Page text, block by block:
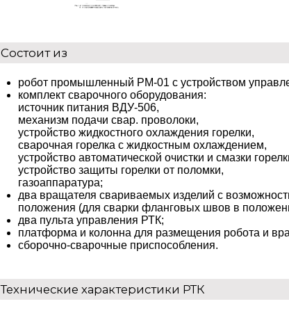
Состоит из
робот промышленный РМ-01 с устройством
комплект сварочного оборудования:
источник питания ВДУ-506,
механизм подачи свар. проволоки,
устройство жидкостного охлаждения горелки,
сварочная горелка с жидкостным охлаждением,
устройство автоматической очистки и смазки
устройство защиты горелки от поломки,
газоаппаратура;
два вращателя свариваемых изделий с
положения (для сварки фланговых швов в
два пульта управления РТК;
платформа и колонна для размещения робота и
сборочно-сварочные приспособления.
Технические характеристики РТК